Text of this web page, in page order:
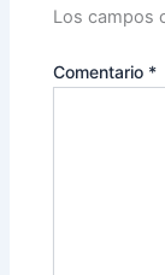
Los campos
Comentario *